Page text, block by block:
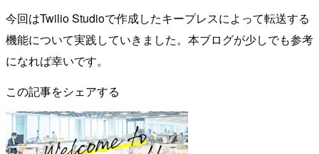
今回はTwilio Studioで作成したキープレスによって転送する
機能について実践していきました。本ブログが少しでも参考
になれば幸いです。
この記事をシェアする